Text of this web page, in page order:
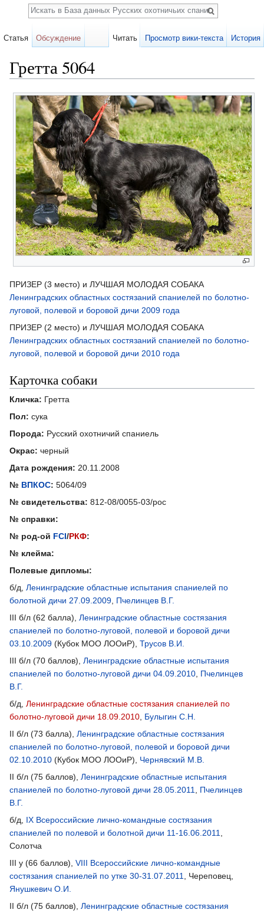
Гретта 5064
ПРИЗЕР (3 место) и ЛУЧШАЯ МОЛОДАЯ СОБАКА
Ленинградских областных состязаний спаниелей по болотно-
луговой, полевой и боровой дичи 2009 года
ПРИЗЕР (2 место) и ЛУЧШАЯ МОЛОДАЯ СОБАКА
Ленинградских областных состязаний спаниелей по болотно-
луговой, полевой и боровой дичи 2010 года
Карточка собаки
Кличка: Гретта
Пол: сука
Порода: Русский охотничий спаниель
Окрас: черный
Дата рождения: 20.11.2008
№ ВПКОС: 5064/09
№ свидетельства: 812-08/0055-03/рос
№ справки:
№ род-ой FCI/РКФ:
№ клейма:
Полевые дипломы:
б/д, Ленинградские областные испытания спаниелей по
болотной дичи 27.09.2009 Пчелинцев В.Г.
III б/л (62 балла), Ленинградские областные состязания
спаниелей по болотно-луговой, полевой и боровой дичи
03.10.2009 (Кубок МОО ЛООиР), Трусов В.И.
III б/л (70 баллов), Ленинградские областные испытания
спаниелей по болотно-луговой дичи 04.09.2010 Пчелинцев
В.Г.
б/д, Ленинградские областные состязания спаниелей по
болотно-луговой дичи 18.09.2010 Булыгин С.Н.
II б/л (73 балла), Ленинградские областные состязания
спаниелей по болотно-луговой, полевой и боровой дичи
02.10.2010 (Кубок МОО ЛООиР), Чернявский М.В.
II б/л (75 баллов), Ленинградские областные испытания
спаниелей по болотно-луговой дичи 28.05.2011
Пчелинцев
В.Г.
б/д, IX Всероссийские лично-командные состязания
спаниелей по полевой и болотной дичи 11-16.06.2011
Солотча
III у (66 баллов), VIII Всероссийские лично-командные
состязания спаниелей по утке 30-31.07.2011
, Череповец,
Янушкевич О.И.
II б/л (75 баллов), Ленинградские областные состязания
Статья Обсуждение Читать Просмотр вики-текста История
Поиск